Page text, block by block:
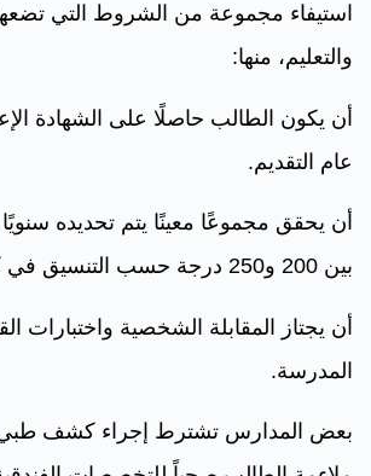
استيفاء مجموعة من الشروط التي تضعها
والتعليم، منها:
أن يكون الطالب حاصلًا على الشهادة
عام التقديم.
أن يحقق مجموعًا معينًا يتم تحديده سنويًا
بين 200 و250 درجة حسب التنسيق في كل محافظة).
أن يجتاز المقابلة الشخصية واختبارات
المدرسة.
بعض المدارس تشترط إجراء كشف طبي